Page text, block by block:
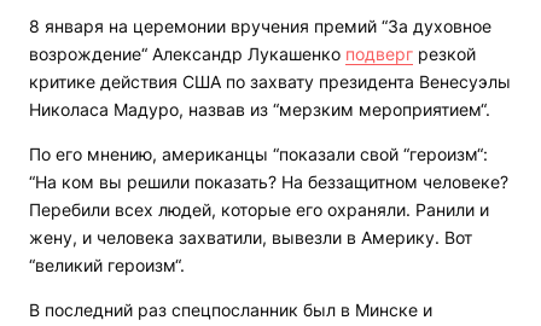
8 января на церемонии вручения премий “За духовное
возрождение“ Александр Лукашенко подверг резкой
критике действия США по захвату президента Венесуэлы
Николаса Мадуро, назвав из “мерзким мероприятием“.
По его мнению, американцы “показали свой “героизм“:
“На ком вы решили показать? На беззащитном человеке?
Перебили всех людей, которые его охраняли. Ранили и
жену, и человека захватили, вывезли в Америку. Вот
“великий героизм“.
В последний раз спецпосланник был в Минске и